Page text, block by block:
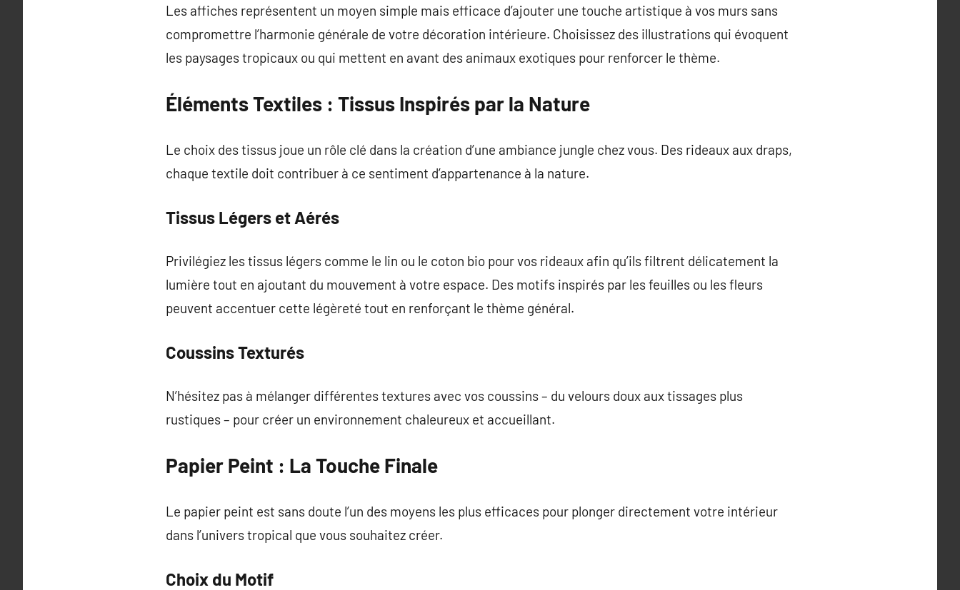
Les affiches représentent un moyen simple mais efficace d’ajouter une touche artistique à vos murs sans
compromettre l’harmonie générale de votre décoration intérieure. Choisissez des illustrations qui évoquent
les paysages tropicaux ou qui mettent en avant des animaux exotiques pour renforcer le thème.
Éléments Textiles : Tissus Inspirés par la Nature
Le choix des tissus joue un rôle clé dans la création d’une ambiance jungle chez vous. Des rideaux aux draps,
chaque textile doit contribuer à ce sentiment d’appartenance à la nature.
Tissus Légers et Aérés
Privilégiez les tissus légers comme le lin ou le coton bio pour vos rideaux afin qu’ils filtrent délicatement la
lumière tout en ajoutant du mouvement à votre espace. Des motifs inspirés par les feuilles ou les fleurs
peuvent accentuer cette légèreté tout en renforçant le thème général.
Coussins Texturés
N’hésitez pas à mélanger différentes textures avec vos coussins – du velours doux aux tissages plus
rustiques – pour créer un environnement chaleureux et accueillant.
Papier Peint : La Touche Finale
Le papier peint est sans doute l’un des moyens les plus efficaces pour plonger directement votre intérieur
dans l’univers tropical que vous souhaitez créer.
Choix du Motif